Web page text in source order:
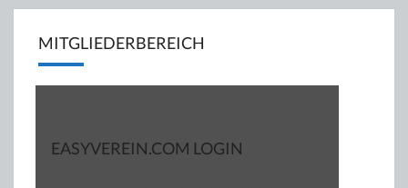
MITGLIEDERBEREICH
EASYVEREIN.COM LOGIN